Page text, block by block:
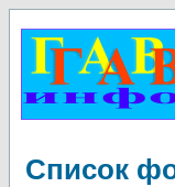
Список